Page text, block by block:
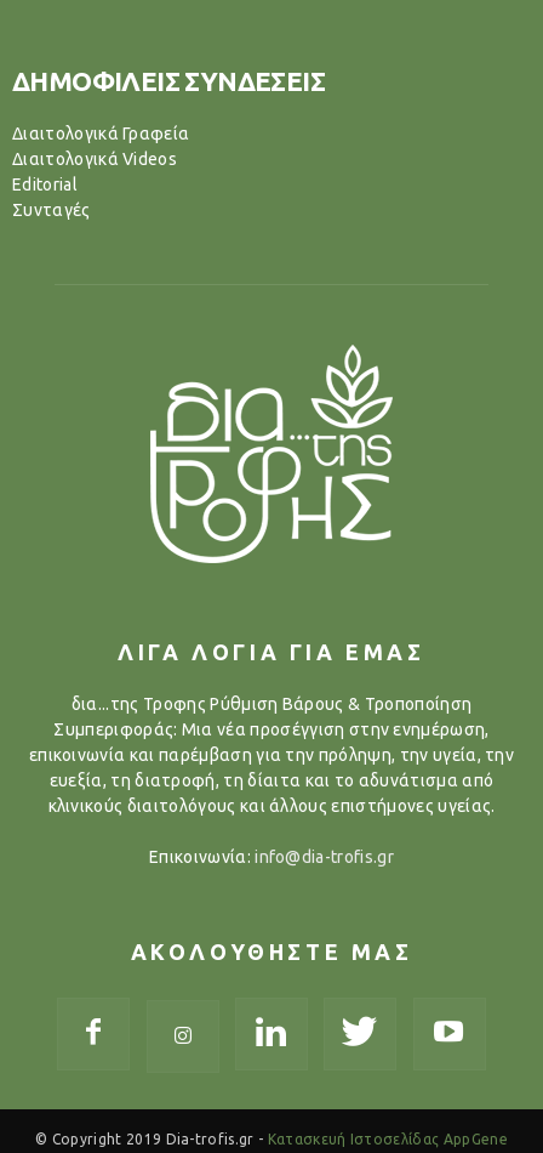
ΔΗΜΟΦΙΛΕΙΣ ΣΥΝΔΕΣΕΙΣ
Διαιτολογικά Γραφεία
Διαιτολογικά Videos
Editorial
Συνταγές
ΛΙΓΑ ΛΟΓΙΑ ΓΙΑ ΕΜΑΣ
δια...της Τροφης Ρύθμιση Βάρους & Τροποποίηση
Συμπεριφοράς: Μια νέα προσέγγιση στην ενημέρωση,
επικοινωνία και παρέμβαση για την πρόληψη, την υγεία, την
ευεξία, τη διατροφή, τη δίαιτα και το αδυνάτισμα από
κλινικούς διαιτολόγους και άλλους επιστήμονες υγείας.
Επικοινωνία:info@dia-trofis.gr
ΑΚΟΛΟΥΘΗΣΤΕ ΜΑΣ
© Copyright 2019 Dia-trofis.gr - Κατασκευή Ιστοσελίδας AppGene